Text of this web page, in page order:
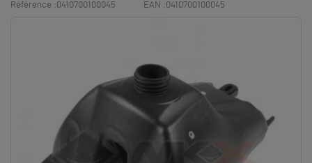
Référence :0410700100045 EAN :0410700100045